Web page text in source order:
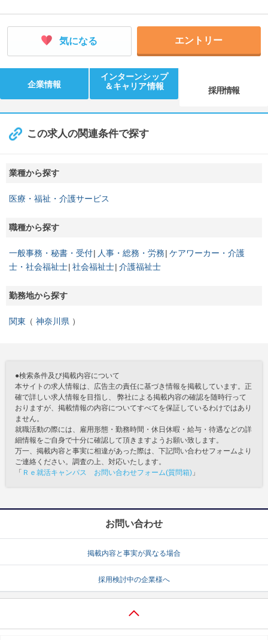
気になる エントリー
企業情報
インターンシップ
＆キャリア情報
採用情報
この求人の関連条件で探す
業種から探す
医療・福祉・介護サービス
職種から探す
一般事務・秘書・受付 人事・総務・労務 ケアワーカー・介護
士・社会福祉士 社会福祉士 介護福祉士
勤務地から探す
関東 神奈川県
●検索条件及び掲載内容について
本サイトの求人情報は、広告主の責任に基づき情報を掲載しています。正
確で詳しい求人情報を目指し、 弊社による掲載内容の確認を随時行って
おりますが、掲載情報の内容についてすべてを保証しているわけではあり
ません。
就職活動の際には、雇用形態・勤務時間・休日休暇・給与・待遇などの詳
細情報をご自身で十分に確認して頂きますようお願い致します。
万一、掲載内容と事実に相違があった際は、下記問い合わせフォームより
ご連絡ください。調査の上、対応いたします。
「 Ｒｅ就活キャンパス お問い合わせフォーム(質問箱) 」
お問い合わせ
掲載内容と事実が異なる場合
採用検討中の企業様へ